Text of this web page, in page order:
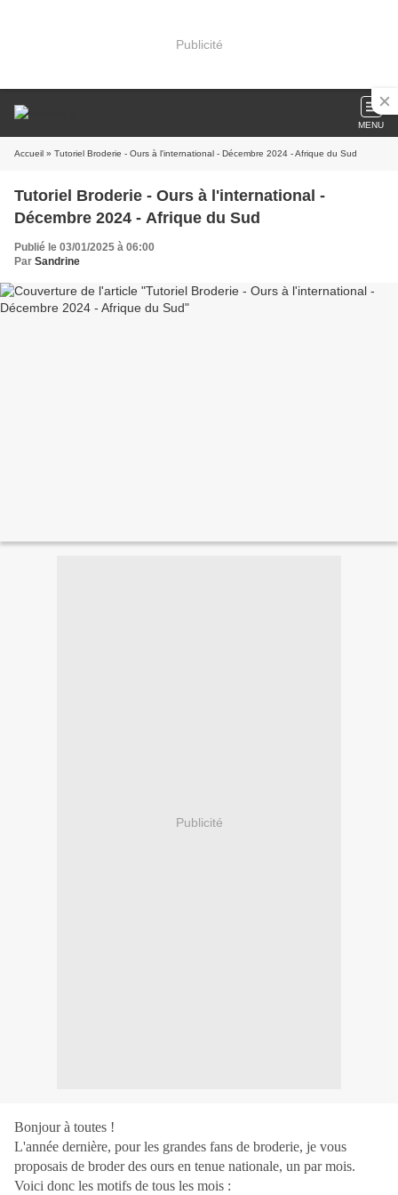
Publicité
MENU
Accueil » Tutoriel Broderie - Ours à l'international - Décembre 2024 - Afrique du Sud
Tutoriel Broderie - Ours à l'international -
Décembre 2024 - Afrique du Sud
Publié le 03/01/2025 à 06:00
Par Sandrine
Publicité
Bonjour à toutes !
L'année dernière, pour les grandes fans de broderie, je vous
proposais de broder des ours en tenue nationale, un par mois.
Voici donc les motifs de tous les mois :